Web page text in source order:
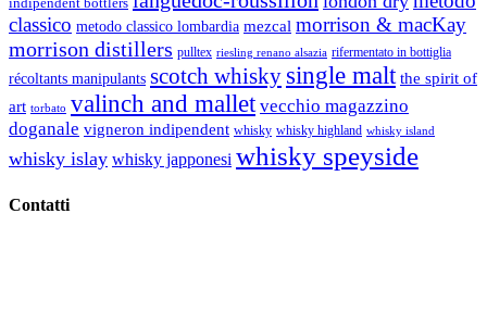
indipendent bottlers
classico metodo classico lombardia mezcal morrison & macKay
morrison distillers pulltex riesling renano alsazia rifermentato in bottiglia
récoltants manipulants scotch whisky single malt the spirit of
art torbato valinch and mallet vecchio magazzino
doganale vigneron indipendent whisky whisky highland whisky island
whisky islay whisky japponesi whisky speyside
Contatti